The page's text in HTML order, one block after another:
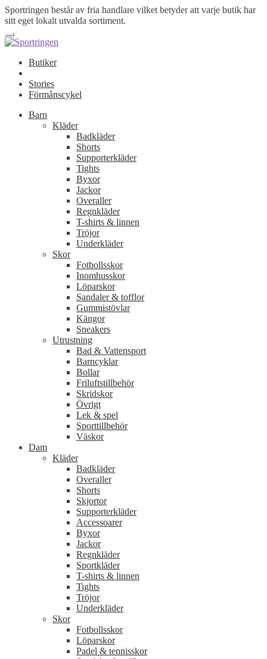
Sportringen består av fria handlare vilket betyder att varje butik har
sitt eget lokalt utvalda sortiment.
Butiker
Stories
Förmånscykel
Barn
Kläder
Badkläder
Shorts
Supporterkläder
Tights
Byxor
Jackor
Overaller
Regnkläder
T-shirts & linnen
Tröjor
Underkläder
Skor
Fotbollsskor
Inomhusskor
Löparskor
Sandaler & tofflor
Gummistövlar
Kängor
Sneakers
Utrustning
Bad & Vattensport
Barncyklar
Bollar
Friluftstillbehör
Skridskor
Övrigt
Lek & spel
Sporttillbehör
Väskor
Dam
Kläder
Badkläder
Overaller
Shorts
Skjortor
Supporterkläder
Accessoarer
Byxor
Jackor
Regnkläder
Sportkläder
T-shirts & linnen
Tights
Tröjor
Underkläder
Skor
Fotbollsskor
Löparskor
Padel & tennisskor